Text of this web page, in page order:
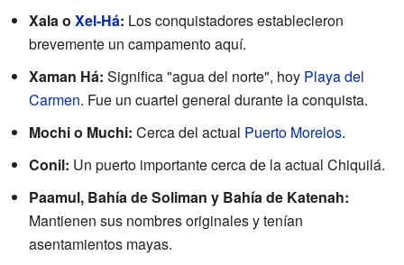
Xala o Xel-Há: Los conquistadores establecieron
brevemente un campamento aquí.
Xaman Há: Significa "agua del norte", hoy Playa del
Carmen. Fue un cuartel general durante la conquista.
Mochi o Muchi: Cerca del actual Puerto Morelos.
Conil: Un puerto importante cerca de la actual Chiquilá.
Paamul, Bahía de Soliman y Bahía de Katenah:
Mantienen sus nombres originales y tenían
asentamientos mayas.